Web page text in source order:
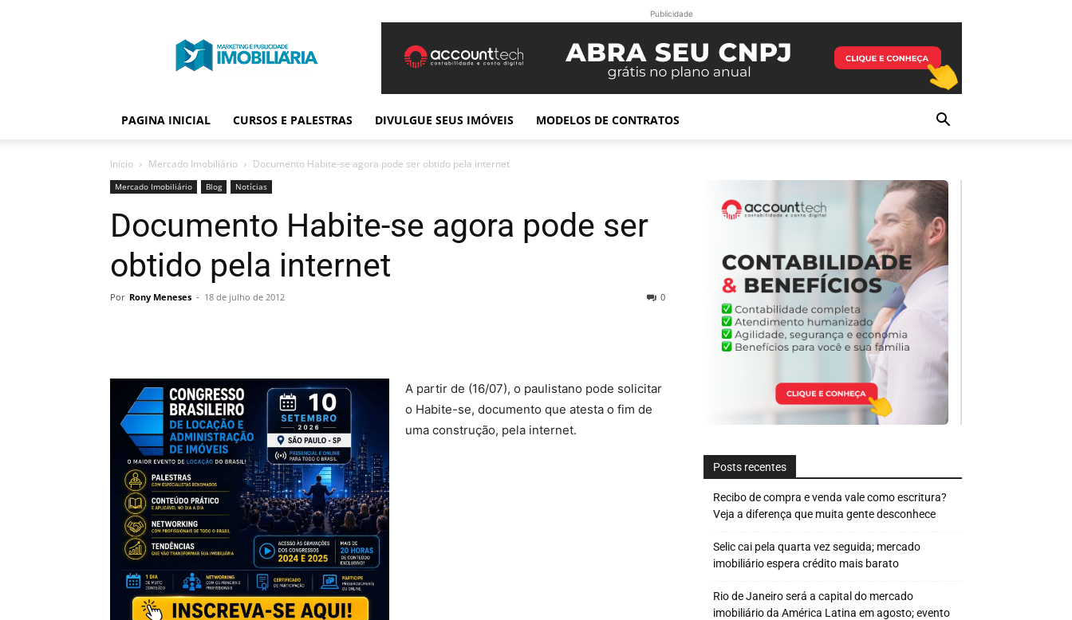
Publicidade
Imobiliária
Publicidade
PAGINA INICIAL CURSOS E PALESTRAS DIVULGUE SEUS IMÓVEIS MODELOS DE CONTRATOS
Início Mercado Imobiliário Documento Habite-se agora pode ser obtido pela internet
Mercado Imobiliário Blog Notícias
Documento Habite-se agora pode ser
obtido pela internet
Por Rony Meneses - 18 de julho de 2012 0
A partir de (16/07), o paulistano pode solicitar
o Habite-se, documento que atesta o fim de
uma construção, pela internet.
Posts recentes
Recibo de compra e venda vale como escritura?
Veja a diferença que muita gente desconhece
Selic cai pela quarta vez seguida; mercado
imobiliário espera crédito mais barato
Rio de Janeiro será a capital do mercado
imobiliário da América Latina em agosto; evento